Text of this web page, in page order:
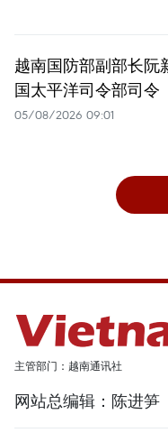
越南国防部副部长阮
国太平洋司令部司令
05/08/2026 09:01
主管部门：越南通讯社
网站总编辑：陈进笋